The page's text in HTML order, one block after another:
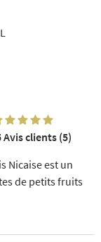
VENTES NOS
Nicaise est un
de petits fruits
Avis clients (5)